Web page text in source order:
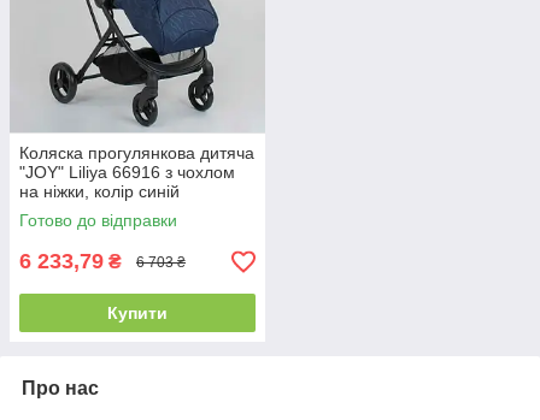
Коляска прогулянкова дитяча
"JOY" Liliya 66916 з чохлом
на ніжки, колір синій
Готово до відправки
6 233,79 ₴ 6 703 ₴
Купити
Про нас